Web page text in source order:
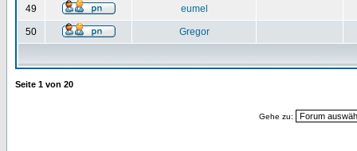
49 eumel
50 Gregor
Seite 1 von 20
Gehe zu: